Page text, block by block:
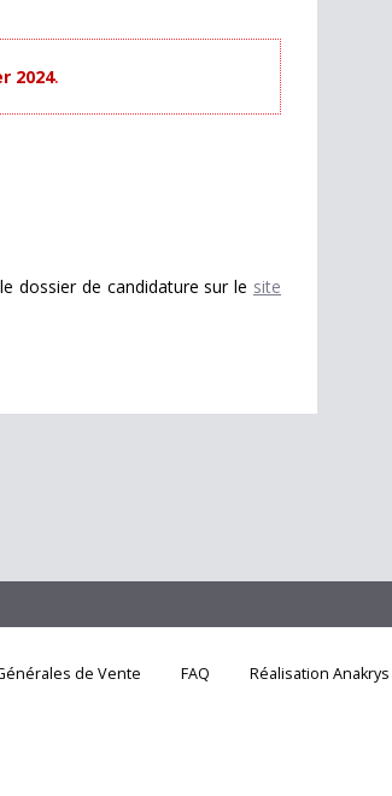
2024.
dossier de candidature sur le site
de Vente FAQ Réalisation Anakrys